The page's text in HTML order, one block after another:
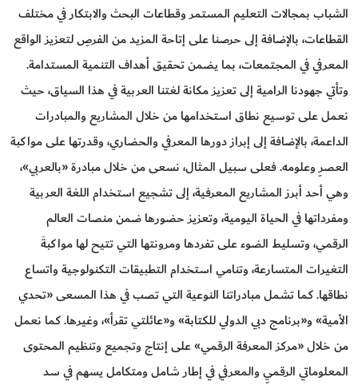
الشباب بمجالات التعليم المستمر وقطاعات البحث والابتكار في مختلف
القطاعات، بالإضافة إلى حرصنا على إتاحة المزيد من الفرصِ لتعزيز الواقع
المعرفي في المجتمعات، بما يضمن تحقيق أهداف التنمية المستدامة.
وتأتي جهودنا الرامية إلى تعزيز مكانة لغتنا العربية في هذا السياق، حيث
نعمل على توسيع نطاق استخدامها من خلال المشاريع والمبادرات
الداعمة، بالإضافة إلى إبراز دورها المعرفي والحضاري، وقدرتها على مواكبة
العصرِ وعلومه. فعلى سبيل المثال، نسعى من خلال مبادرة «بالعربي»،
وهي أحد أبرز المشاريع المعرفية، إلى تشجيع استخدام اللغة العربية
ومفرداتها في الحياة اليومية، وتعزيز حضورها ضمن منصات العالم
الرقمي، وتسليط الضوء على تفردها ومرونتها التي تتيح لها مواكبةَ
التغيرات المتسارعة، وتنامي استخدام التطبيقات التكنولوجية واتساع
نطاقها. كما تشمل مبادراتنا النوعية التي تصب في هذا المسعى «تحدي
الأمية» و«برنامج دبي الدولي للكتابة» و«عائلتي تقرأ»، وغيرها. كما نعمل
من خلال «مركز المعرفة الرقمي» على إنتاج وتجميع وتنظيم المحتوى
المعلوماتي الرقميِ والمعرفيِ في إطار شامل ومتكامل يسهم في سد